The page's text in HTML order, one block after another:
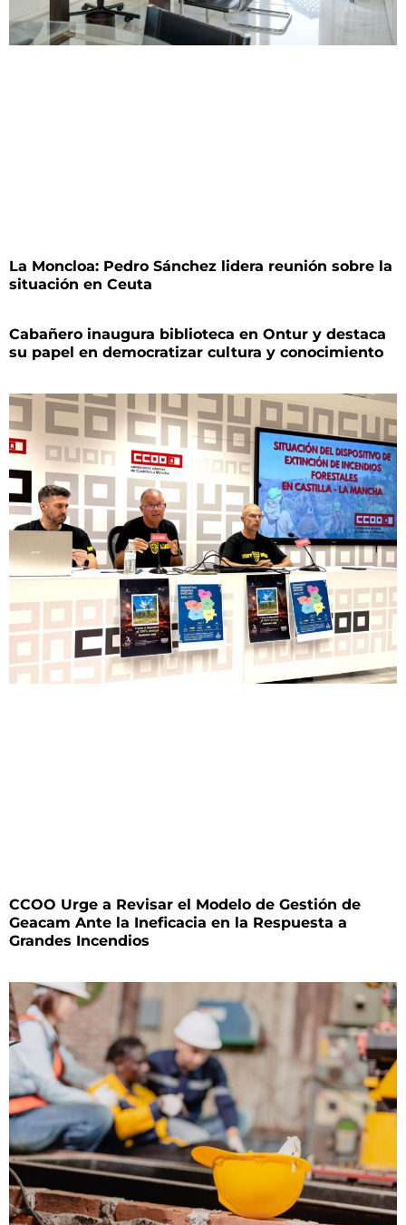
La Moncloa: Pedro Sánchez lidera reunión sobre la
situación en Ceuta
Cabañero inaugura biblioteca en Ontur y destaca
su papel en democratizar cultura y conocimiento
CCOO Urge a Revisar el Modelo de Gestión de
Geacam Ante la Ineficacia en la Respuesta a
Grandes Incendios